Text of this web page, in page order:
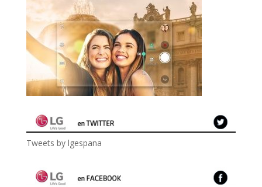
Tweets by lgespana